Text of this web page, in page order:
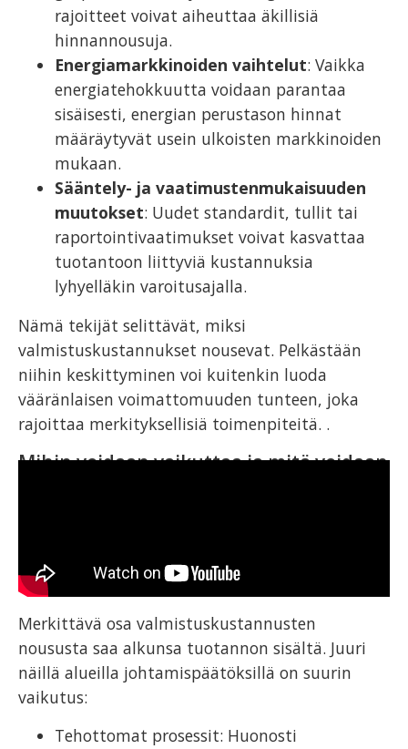
rajoitteet voivat aiheuttaa äkillisiä
hinnannousuja.
Energiamarkkinoiden vaihtelut: Vaikka
energiatehokkuutta voidaan parantaa
sisäisesti, energian perustason hinnat
määräytyvät usein ulkoisten markkinoiden
mukaan.
Sääntely- ja vaatimustenmukaisuuden
muutokset: Uudet standardit, tullit tai
raportointivaatimukset voivat kasvattaa
tuotantoon liittyviä kustannuksia
lyhyelläkin varoitusajalla.
Nämä tekijät selittävät, miksi
valmistuskustannukset nousevat. Pelkästään
niihin keskittyminen voi kuitenkin luoda
vääränlaisen voimattomuuden tunteen, joka
rajoittaa merkityksellisiä toimenpiteitä. .
Mihin voidaan vaikuttaa ja mitä voidaan
Merkittävä osa valmistuskustannusten
noususta saa alkunsa tuotannon sisältä. Juuri
näillä alueilla johtamispäätöksillä on suurin
vaikutus:
Tehottomat prosessit: Huonosti